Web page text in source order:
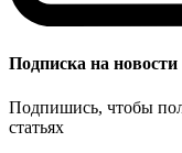
Подписка на новости
Подпишись, чтобы
статьях